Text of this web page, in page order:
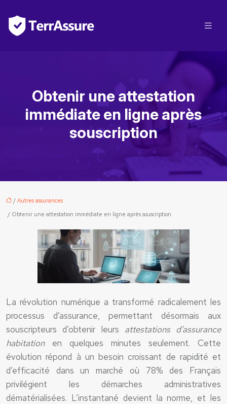
Obtenir une attestation
immédiate en ligne après
souscription
/ Autres assurances
/ Obtenir une attestation immédiate en ligne après souscription
La révolution numérique a transformé radicalement les
processus d’assurance, permettant désormais aux
souscripteurs d’obtenir leurs attestations d’assurance
habitationen quelques minutes seulement. Cette
évolution répond à un besoin croissant de rapidité et
d’efficacité dans un marché où 78% des Français
privilégient les démarches administratives
dématérialisées. L’instantané devient la norme, et les